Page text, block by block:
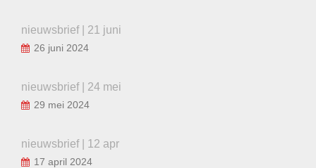
nieuwsbrief | 21 juni
26 juni 2024
nieuwsbrief | 24 mei
29 mei 2024
nieuwsbrief | 12 apr
17 april 2024